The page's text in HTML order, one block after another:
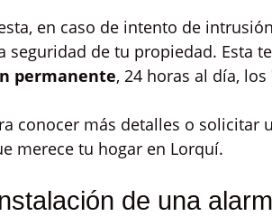
en caso de intento de
seguridad de tu propiedad. Esta
permanente, 24 horas al día,
conocer más detalles o solicitar
merece tu hogar en Lorquí.
de una